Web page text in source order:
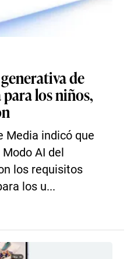
de
los niños,
Media indicó que
AI del
los requisitos
los u...